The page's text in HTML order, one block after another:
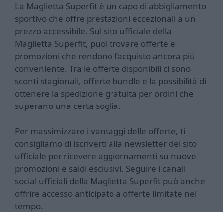
La Maglietta Superfit è un capo di abbigliamento
sportivo che offre prestazioni eccezionali a un
prezzo accessibile. Sul sito ufficiale della
Maglietta Superfit, puoi trovare offerte e
promozioni che rendono l’acquisto ancora più
conveniente. Tra le offerte disponibili ci sono
sconti stagionali, offerte bundle e la possibilità di
ottenere la spedizione gratuita per ordini che
superano una certa soglia.
Per massimizzare i vantaggi delle offerte, ti
consigliamo di iscriverti alla newsletter del sito
ufficiale per ricevere aggiornamenti su nuove
promozioni e saldi esclusivi. Seguire i canali
social ufficiali della Maglietta Superfit può anche
offrire accesso anticipato a offerte limitate nel
tempo.